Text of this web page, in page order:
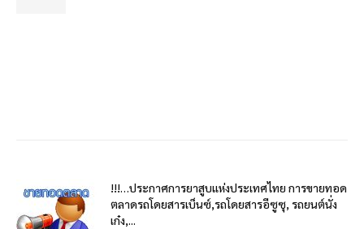
!!!…ประกาศการยาสูบแห่งประเทศไทย การขายทอด
ตลาดรถโดยสารเบ็นซ์,รถโดยสารอีซูซุ, รถยนต์นั่ง
เก๋ง,...